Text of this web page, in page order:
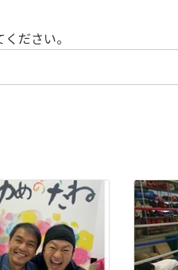
ださい。